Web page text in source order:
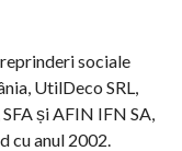
sociale
UtilDeco SRL,
și AFIN IFN SA,
cu anul 2002.